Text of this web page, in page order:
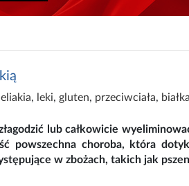
, leki, gluten, przeciwciała, białka
lub całkowicie
powszechna choroba, która
w zbożach, takich jak